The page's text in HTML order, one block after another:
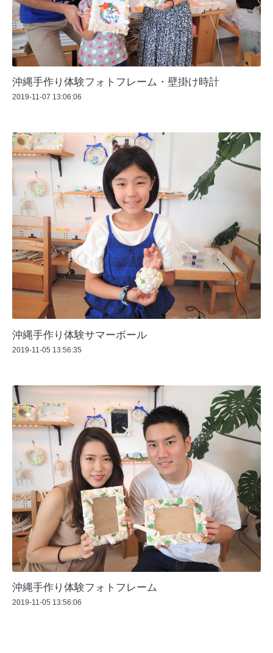
沖縄手作り体験フォトフレーム・壁掛け時計
2019-11-07 13:06:06
沖縄手作り体験サマーボール
2019-11-05 13:56:35
沖縄手作り体験フォトフレーム
2019-11-05 13:56:06